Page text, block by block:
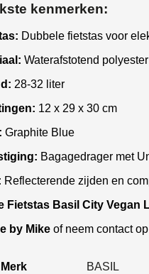
kenmerken:
Dubbele fietstas voor
Waterafstotend
28-32 liter
12 x 29 x 30 cm
Graphite Blue
Bagagedrager met
Reflecterende zijden en
Fietstas Basil City Vegan
by Mike of neem contact
Merk BASIL